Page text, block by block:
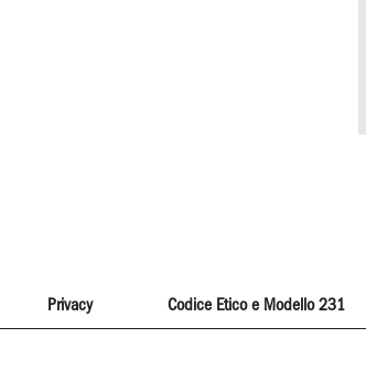
Privacy Codice Etico e Modello 231